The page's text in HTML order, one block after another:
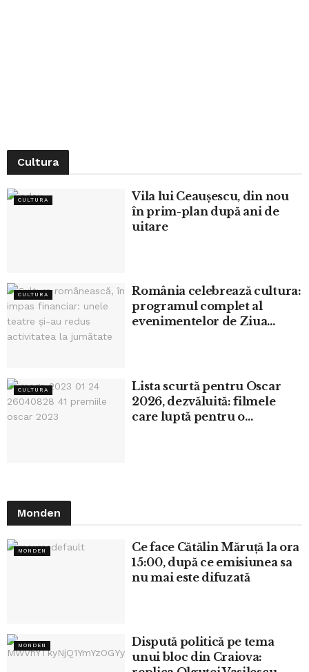
Cultura
CULTURA
Vila lui Ceaușescu, din nou
în prim-plan după ani de
uitare
CULTURA
România celebrează cultura:
programul complet al
evenimentelor de Ziua
CULTURA
Lista scurtă pentru Oscar
2026, dezvăluită: filmele
care luptă pentru o
Monden
MONDEN
Ce face Cătălin Măruță la ora
15:00, după ce emisiunea sa
nu mai este difuzată
MONDEN
Dispută politică pe tema
unui bloc din Craiova: